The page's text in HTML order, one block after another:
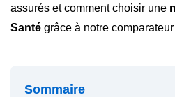
assurés et comment choisir une
Santé grâce à notre
Sommaire